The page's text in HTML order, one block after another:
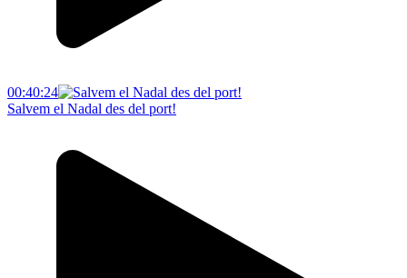
00:40:24
Salvem el Nadal des del port!